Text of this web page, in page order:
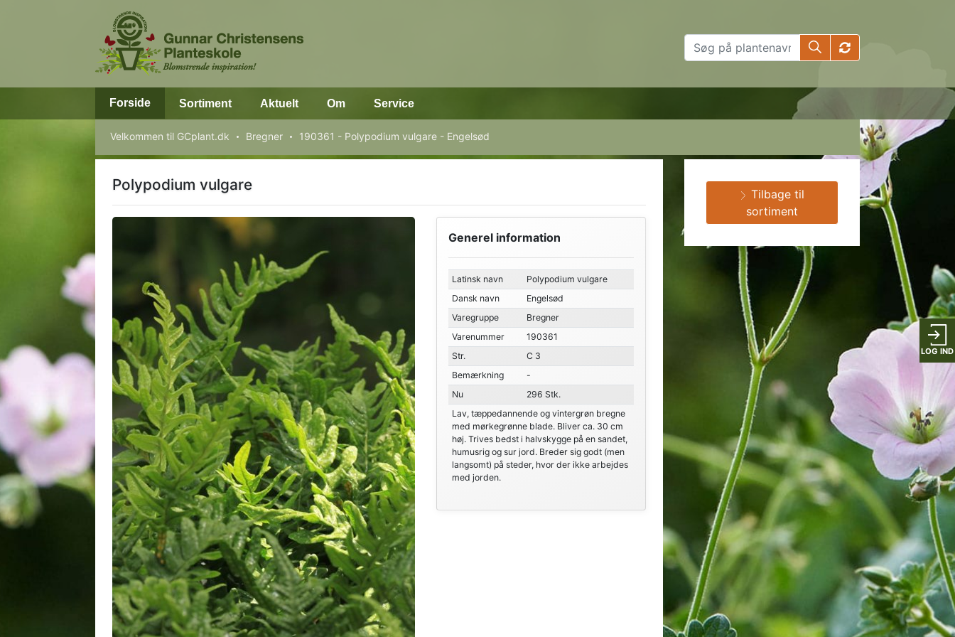
LOG IND
Forside Sortiment Aktuelt Om Service
Velkommen til GCplant.dk Bregner 190361 - Polypodium vulgare - Engelsød
Polypodium vulgare
Generel information
Latinsk navn
Polypodium vulgare
Dansk navn
Engelsød
Varegruppe
Bregner
Varenummer
190361
Str.
C 3
Bemærkning
-
Nu
296 Stk.
Lav, tæppedannende og vintergrøn bregne
med mørkegrønne blade. Bliver ca. 30 cm
høj. Trives bedst i halvskygge på en sandet,
humusrig og sur jord. Breder sig godt (men
langsomt) på steder, hvor der ikke arbejdes
med jorden.
Tilbage til
sortiment